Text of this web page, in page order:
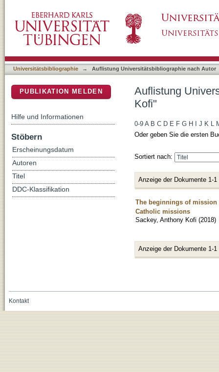
Universitätsbibliographie → Auflistung Universitätsbibliographie nach Autor
Auflistung
Kofi"
0-9 A B C D E F G H J K L
Oder geben Sie die ersten
Sortiert nach:
Anzeige der Dokumente 1-1
The beginnings of mission
Catholic missions
Sackey, Anthony Kofi (2018)
Anzeige der Dokumente 1-1
PUBLIKATION MELDEN
Hilfe und Informationen
Stöbern
Erscheinungsdatum
Autoren
Titel
DDC-Klassifikation
Kontakt